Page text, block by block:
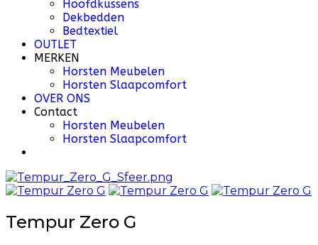
Hoofdkussens
Dekbedden
Bedtextiel
OUTLET
MERKEN
Horsten Meubelen
Horsten Slaapcomfort
OVER ONS
Contact
Horsten Meubelen
Horsten Slaapcomfort
Tempur Zero G